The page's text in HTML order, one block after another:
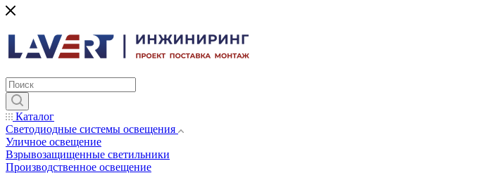
Каталог
Светодиодные системы освещения
Уличное освещение
Взрывозащищенные светильники
Производственное освещение